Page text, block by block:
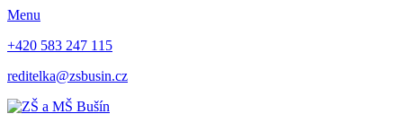
Menu
+420 583 247 115
reditelka@zsbusin.cz